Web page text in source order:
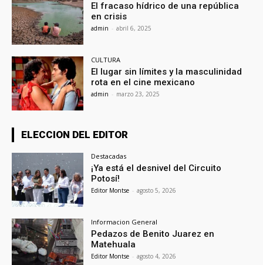
El fracaso hídrico de una república
en crisis
admin - abril 6, 2025
CULTURA
El lugar sin límites y la masculinidad
rota en el cine mexicano
admin - marzo 23, 2025
ELECCION DEL EDITOR
Destacadas
¡Ya está el desnivel del Circuito
Potosí!
Editor Montse - agosto 5, 2026
Informacion General
Pedazos de Benito Juarez en
Matehuala
Editor Montse - agosto 4, 2026